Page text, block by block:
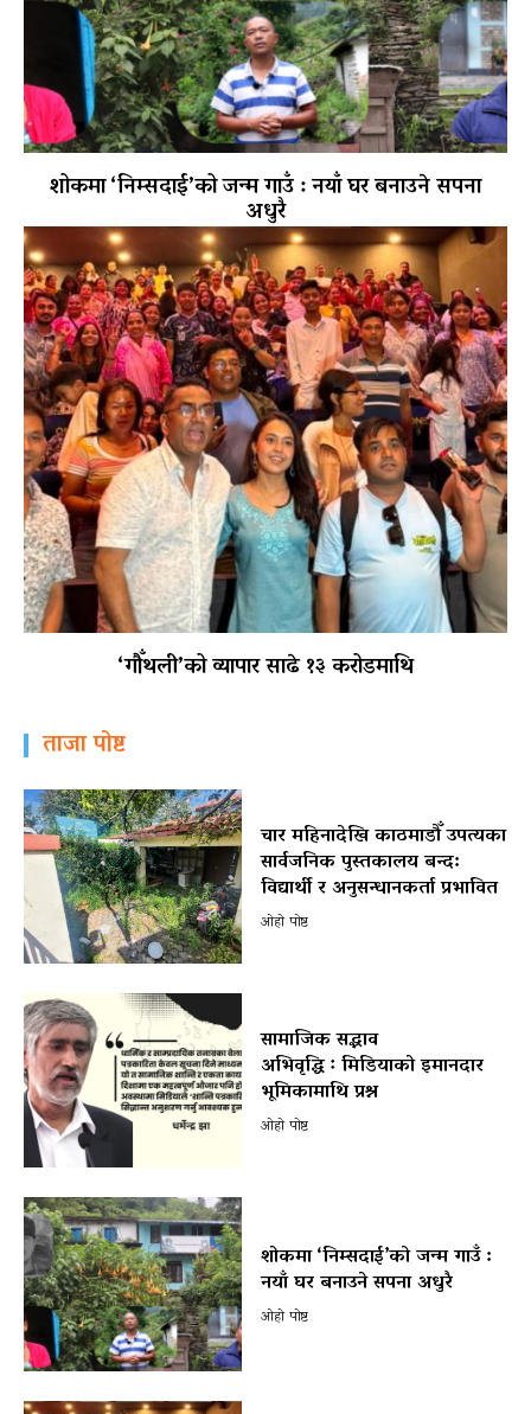
शोकमा ‘निम्सदाई’को जन्म गाउँ : नयाँ घर बनाउने सपना
अधुरै
‘गौँथली’को व्यापार साढे १३ करोडमाथि
ताजा पोष्ट
चार महिनादेखि काठमाडौँ उपत्यका
सार्वजनिक पुस्तकालय बन्द:
विद्यार्थी र अनुसन्धानकर्ता प्रभावित
ओहो पोष्ट
सामाजिक सद्भाव
अभिवृद्धि ः मिडियाको इमानदार
भूमिकामाथि प्रश्न
ओहो पोष्ट
शोकमा ‘निम्सदाई’को जन्म गाउँ :
नयाँ घर बनाउने सपना अधुरै
ओहो पोष्ट